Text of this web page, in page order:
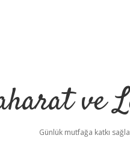
ve
Günlük mutfağa katkı